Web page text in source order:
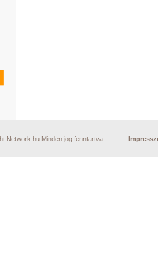
Network.hu Minden jog fenntartva.